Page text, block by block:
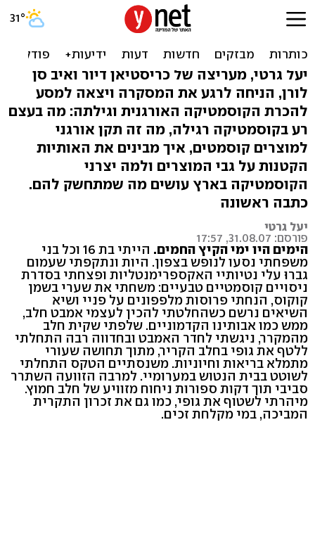
חומרים מסוכנים בקוסמטיקה
ולמה כדאי לעבור לאורגני
יעל גרטי, מעריצה של כריסטיאן דיור ואיב סן
לורן, הניחה לרגע את המסקרה ויצאה למסע
להכרת הקוסמטיקה האורגנית וגילתה: מה בעצם
רע בקוסמטיקה רגילה, מה זה תקן אורגני
למוצרים קוסמטים, איך מבינים את האותיות
הקטנות על גבי המוצרים ולמה יצרני
הקוסמטיקה בארץ עושים מה שמתחשק להם.
כתבה ראשונה
יעל גרטי
פורסם: 31.08.07, 17:57
הימים היו ימי הקיץ החמים. הייתי בת 16 וכל בני
משפחתי נסעו לנופש בצפון. היות ונתקפתי שעמום
גברוּ עלי נטיותיי האקספרימנטליות ופצחתי בסדרת
ניסויים קוסמטיים טבעיים: משחתי את שערי בשמן
קוקוס, הנחתי פרוסות מלפפונים על פניי ושיא
השיאים נרשם כשהחלטתי להכין לעצמי אמבט חלב,
ממש כמו אבותינו הקדמוניים. שלפתי שקית חלב
מהמקרר, ניגשתי לחדר האמבט ובחדווה רבה התחלתי
ללטף את גופי בחלב הקריר, מתוך תחושה שעורי
מתמלא בריאות וחיוניות. משנסתיים הטקס התחלתי
לשוטט בבית הנטוש במערומיי. למרבה הזוועה השתרר
סביבי תוך דקות ספורות ניחוח מזוויע של חלב חמוץ.
מיהרתי לשטוף את גופי, כמו גם את זכרון התקרית
המביכה, במי מקלחת זכים.